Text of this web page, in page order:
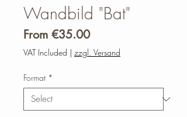
Wandbild "Bat"
From €35.00Sale
Price
VAT Included | zzgl. Versand
Format *